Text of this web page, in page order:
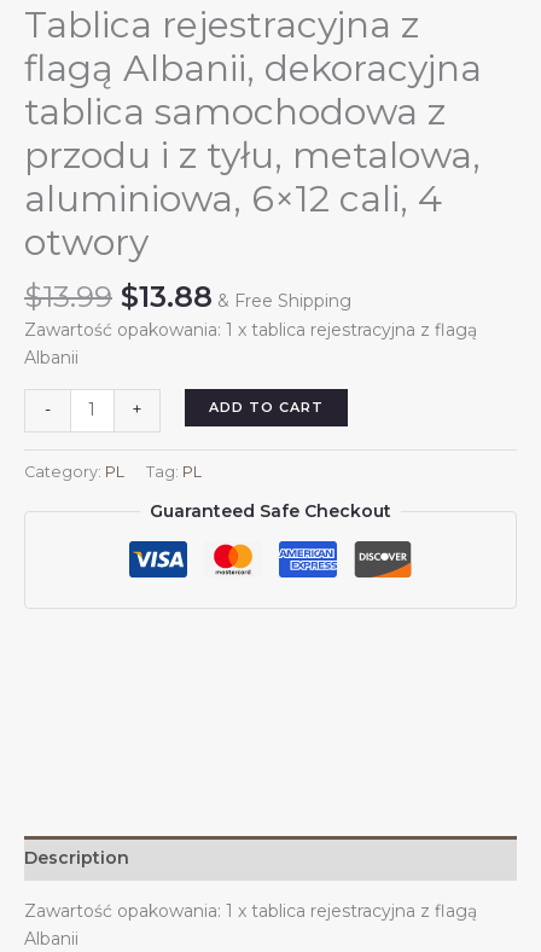
Tablica rejestracyjna z
flagą Albanii, dekoracyjna
tablica samochodowa z
przodu i z tyłu, metalowa,
aluminiowa, 6×12 cali, 4
otwory
$13.99 Original
price
was:
$13.88 Current
price
& Free Shipping
Zawartość opakowania: 1 x tablica rejestracyjna z flagą
Albanii
-
rejestracyjna
z
flagą
Albanii,
cali,
otwory
quantity
+ ADD TO CART
Category: PL Tag: PL
Guaranteed Safe Checkout
Description
Zawartość opakowania: 1 x tablica rejestracyjna z flagą
Albanii